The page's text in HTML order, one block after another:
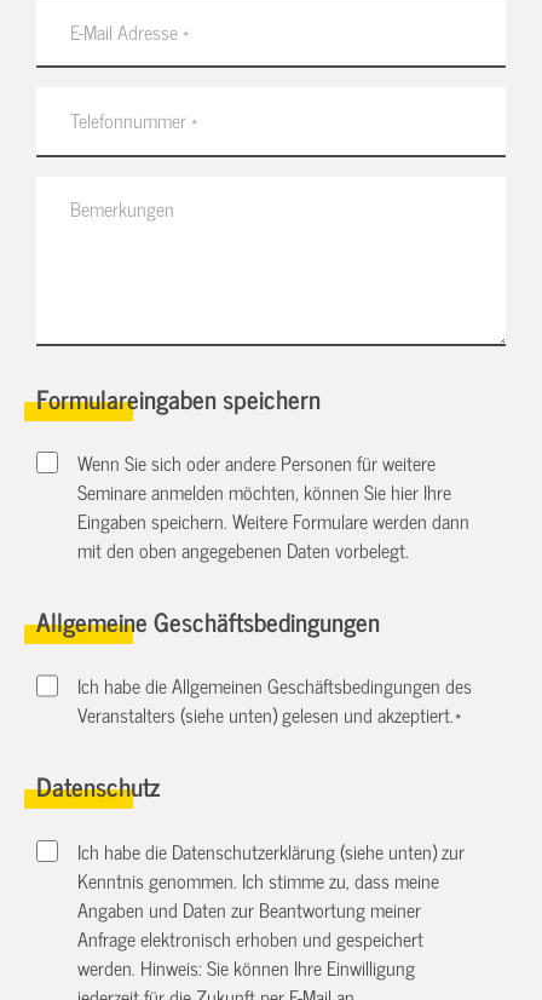
Formulareingaben speichern
Wenn Sie sich oder andere Personen für weitere
Seminare anmelden möchten, können Sie hier Ihre
Eingaben speichern. Weitere Formulare werden dann
mit den oben angegebenen Daten vorbelegt.
Allgemeine Geschäftsbedingungen
Ich habe die Allgemeinen Geschäftsbedingungen des
Veranstalters (siehe unten) gelesen und akzeptiert.*
Datenschutz
Ich habe die Datenschutzerklärung (siehe unten) zur
Kenntnis genommen. Ich stimme zu, dass meine
Angaben und Daten zur Beantwortung meiner
Anfrage elektronisch erhoben und gespeichert
werden. Hinweis: Sie können Ihre Einwilligung